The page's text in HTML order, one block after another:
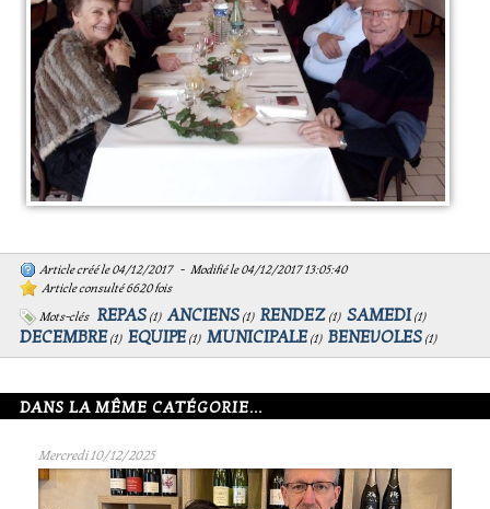
Article créé le 04/12/2017 - Modifié le 04/12/2017 13:05:40
Article consulté 6620 fois
Mots-clés
REPAS (1) ANCIENS (1) RENDEZ (1) SAMEDI (1)
DECEMBRE (1) EQUIPE (1) MUNICIPALE (1) BENEVOLES (1)
DANS LA MÊME CATÉGORIE...
Mercredi 10/12/2025